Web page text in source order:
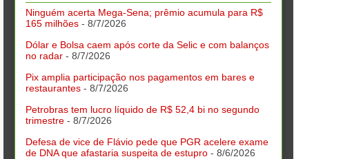
Ninguém acerta Mega-Sena; prêmio acumula para R$
165 milhões - 8/7/2026
Dólar e Bolsa caem após corte da Selic e com balanços
no radar - 8/7/2026
Pix amplia participação nos pagamentos em bares e
restaurantes - 8/7/2026
Petrobras tem lucro líquido de R$ 52,4 bi no segundo
trimestre - 8/7/2026
Defesa de vice de Flávio pede que PGR acelere exame
de DNA que afastaria suspeita de estupro - 8/6/2026